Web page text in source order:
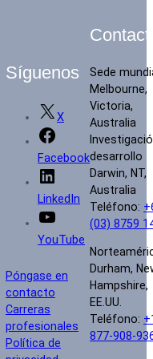
Síguenos
X
Facebook
LinkedIn
YouTube
Póngase en
contacto
Carreras
profesionales
Política de
Sede
Melbourne,
Victoria,
Australia
desarrollo
Darwin, NT,
Australia
Teléfono:
(03) 8759
Durham,
Hampshire,
EE.UU.
Teléfono:
877-908-